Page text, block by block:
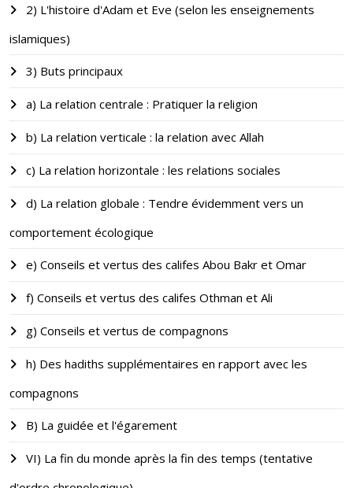
2) L'histoire d'Adam et Eve (selon les enseignements
islamiques)
3) Buts principaux
a) La relation centrale : Pratiquer la religion
b) La relation verticale : la relation avec Allah
c) La relation horizontale : les relations sociales
d) La relation globale : Tendre évidemment vers un
comportement écologique
e) Conseils et vertus des califes Abou Bakr et Omar
f) Conseils et vertus des califes Othman et Ali
g) Conseils et vertus de compagnons
h) Des hadiths supplémentaires en rapport avec les
compagnons
B) La guidée et l'égarement
VI) La fin du monde après la fin des temps (tentative